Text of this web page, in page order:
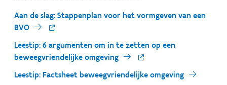
Aan de slag: Stappenplan voor het vormgeven van een
BVO
Leestip: 6 argumenten om in te zetten op een
beweegvriendelijke omgeving
Leestip: Factsheet beweegvriendelijke omgeving